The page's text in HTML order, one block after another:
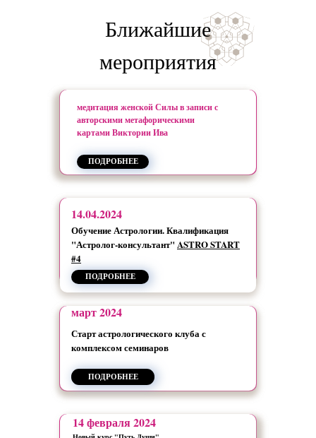
Ближайшие
мероприятия
медитация женской Силы в записи с
авторскими метафорическими
картами Виктории Ива
ПОДРОБНЕЕ
март 2024
Старт астрологического клуба с
комплексом семинаров
ПОДРОБНЕЕ
14.04.2024
Обучение Астрологии. Квалификация
"Астролог-консультант" ASTRO START
#4
ПОДРОБНЕЕ
14 февраля 2024